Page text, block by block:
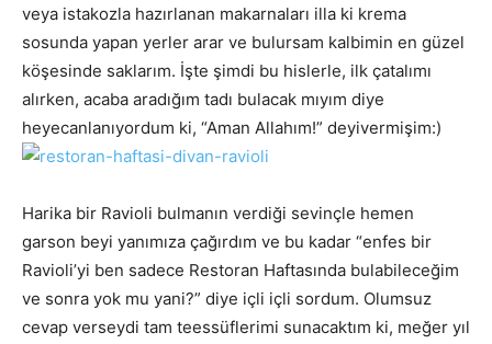
veya istakozla hazırlanan makarnaları illa ki krema
sosunda yapan yerler arar ve bulursam kalbimin en güzel
köşesinde saklarım. İşte şimdi bu hislerle, ilk çatalımı
alırken, acaba aradığım tadı bulacak mıyım diye
heyecanlanıyordum ki, “Aman Allahım!” deyivermişim:)
Harika bir Ravioli bulmanın verdiği sevinçle hemen
garson beyi yanımıza çağırdım ve bu kadar “enfes bir
Ravioli’yi ben sadece Restoran Haftasında bulabileceğim
ve sonra yok mu yani?” diye içli içli sordum. Olumsuz
cevap verseydi tam teessüflerimi sunacaktım ki, meğer yıl